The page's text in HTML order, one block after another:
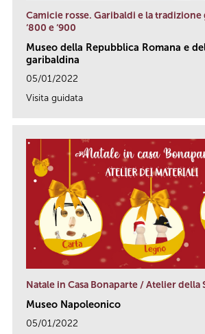
Camicie rosse. Garibaldi e la
‘800 e ‘900
Museo della Repubblica Romana e
garibaldina
05/01/2022
Visita guidata
Natale in Casa Bonaparte / Atelier della
Museo Napoleonico
05/01/2022